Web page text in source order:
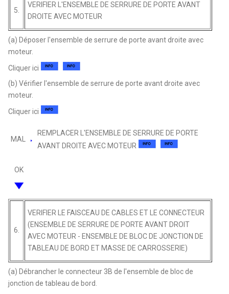
5.
VERIFIER L'ENSEMBLE DE SERRURE DE PORTE AVANT
DROITE AVEC MOTEUR
(a) Déposer l'ensemble de serrure de porte avant droite avec
moteur.
Cliquer ici
(b) Vérifier l'ensemble de serrure de porte avant droite avec
moteur.
Cliquer ici
MAL
REMPLACER L'ENSEMBLE DE SERRURE DE PORTE
AVANT DROITE AVEC MOTEUR
OK
6.
VERIFIER LE FAISCEAU DE CABLES ET LE CONNECTEUR
(ENSEMBLE DE SERRURE DE PORTE AVANT DROIT
AVEC MOTEUR - ENSEMBLE DE BLOC DE JONCTION DE
TABLEAU DE BORD ET MASSE DE CARROSSERIE)
(a) Débrancher le connecteur 3B de l'ensemble de bloc de
jonction de tableau de bord.